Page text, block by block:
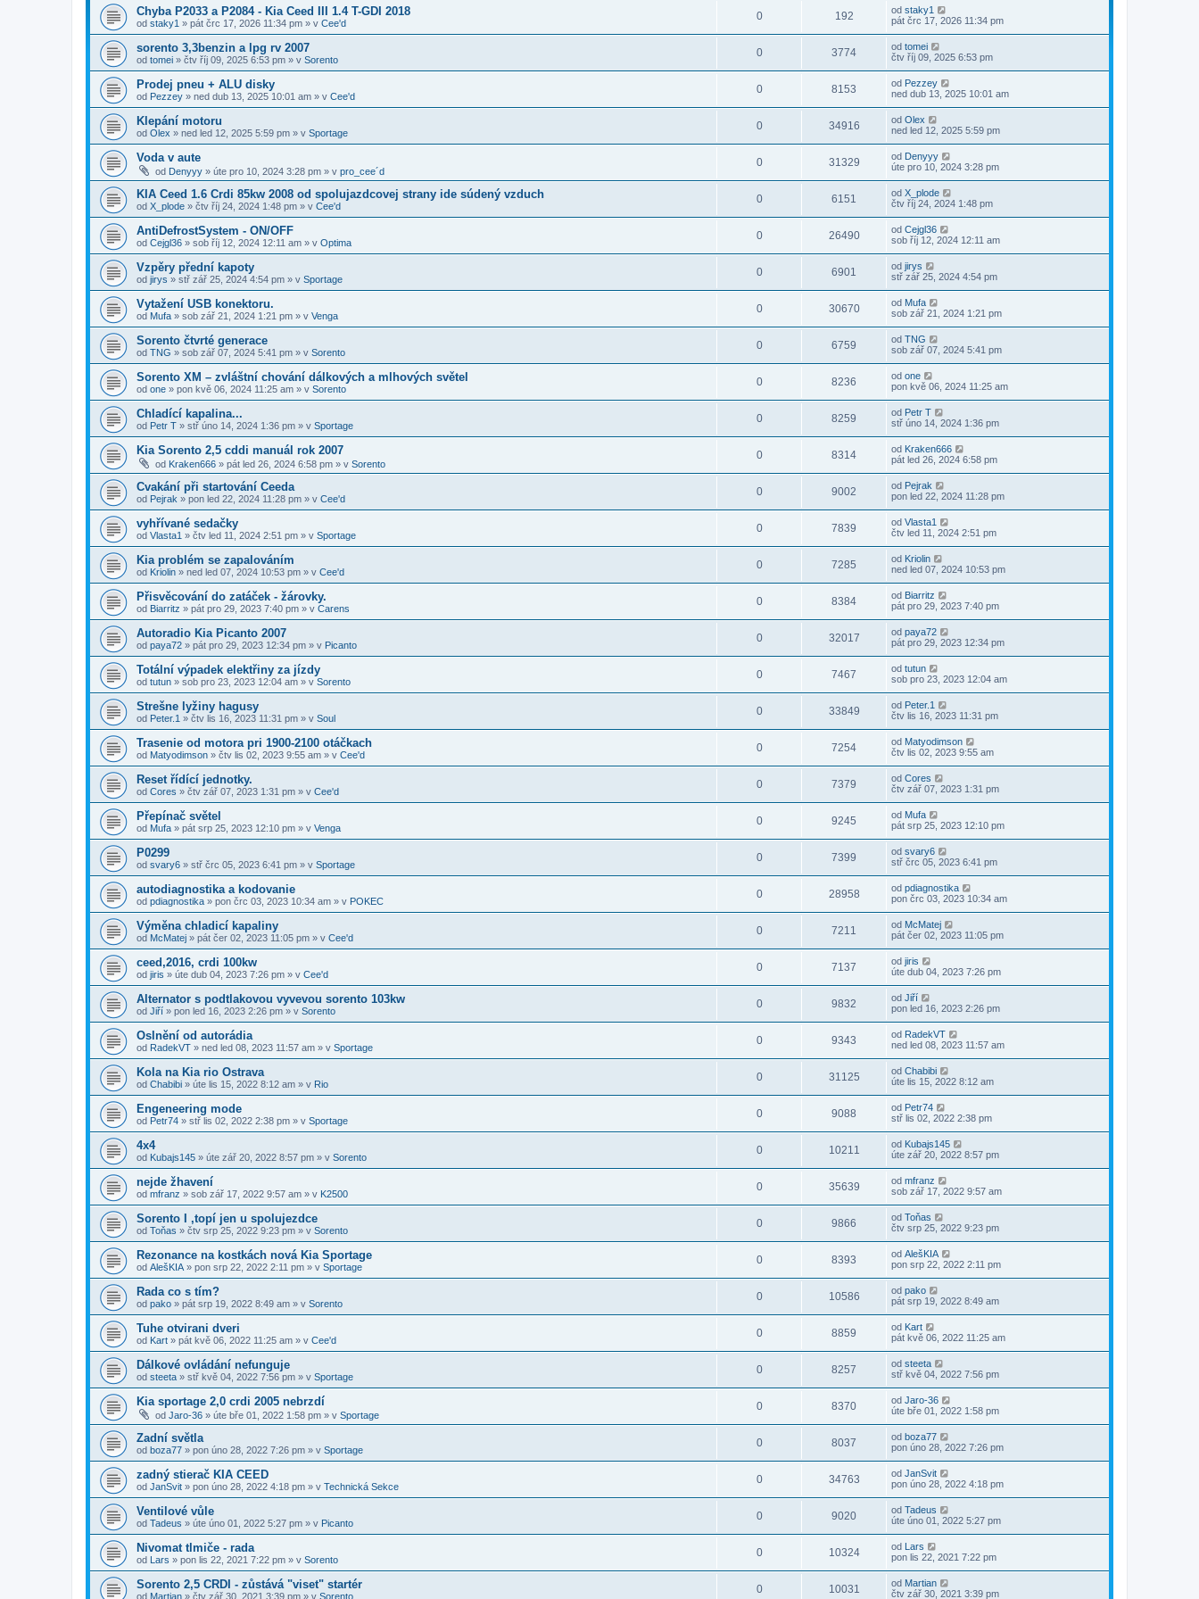
Chyba P2033 a P2084 - Kia Ceed III 1.4 T-GDI 2018
od staky1 » pát črc 17, 2026 11:34 pm » v Cee'd
0 192 od staky1
pát črc 17, 2026 11:34 pm
sorento 3,3benzin a lpg rv 2007
od tomei » čtv říj 09, 2025 6:53 pm » v Sorento
0 3774 od tomei
čtv říj 09, 2025 6:53 pm
Prodej pneu + ALU disky
od Pezzey » ned dub 13, 2025 10:01 am » v Cee'd
0 8153 od Pezzey
ned dub 13, 2025 10:01 am
Klepání motoru
od Olex » ned led 12, 2025 5:59 pm » v Sportage
0 34916 od Olex
ned led 12, 2025 5:59 pm
Voda v aute
od Denyyy » úte pro 10, 2024 3:28 pm » v pro_cee´d
0 31329 od Denyyy
úte pro 10, 2024 3:28 pm
KIA Ceed 1.6 Crdi 85kw 2008 od spolujazdcovej strany ide súdený vzduch
od X_plode » čtv říj 24, 2024 1:48 pm » v Cee'd
0 6151 od X_plode
čtv říj 24, 2024 1:48 pm
AntiDefrostSystem - ON/OFF
od Cejgl36 » sob říj 12, 2024 12:11 am » v Optima
0 26490 od Cejgl36
sob říj 12, 2024 12:11 am
Vzpěry přední kapoty
od jirys » stř zář 25, 2024 4:54 pm » v Sportage
0 6901 od jirys
stř zář 25, 2024 4:54 pm
Vytažení USB konektoru.
od Mufa » sob zář 21, 2024 1:21 pm » v Venga
0 30670 od Mufa
sob zář 21, 2024 1:21 pm
Sorento čtvrté generace
od TNG » sob zář 07, 2024 5:41 pm » v Sorento
0 6759 od TNG
sob zář 07, 2024 5:41 pm
Sorento XM – zvláštní chování dálkových a mlhových světel
od one » pon kvě 06, 2024 11:25 am » v Sorento
0 8236 od one
pon kvě 06, 2024 11:25 am
Chladící kapalina...
od Petr T » stř úno 14, 2024 1:36 pm » v Sportage
0 8259 od Petr T
stř úno 14, 2024 1:36 pm
Kia Sorento 2,5 cddi manuál rok 2007
od Kraken666 » pát led 26, 2024 6:58 pm » v Sorento
0 8314 od Kraken666
pát led 26, 2024 6:58 pm
Cvakání při startování Ceeda
od Pejrak » pon led 22, 2024 11:28 pm » v Cee'd
0 9002 od Pejrak
pon led 22, 2024 11:28 pm
vyhřívané sedačky
od Vlasta1 » čtv led 11, 2024 2:51 pm » v Sportage
0 7839 od Vlasta1
čtv led 11, 2024 2:51 pm
Kia problém se zapalováním
od Kriolin » ned led 07, 2024 10:53 pm » v Cee'd
0 7285 od Kriolin
ned led 07, 2024 10:53 pm
Přisvěcování do zatáček - žárovky.
od Biarritz » pát pro 29, 2023 7:40 pm » v Carens
0 8384 od Biarritz
pát pro 29, 2023 7:40 pm
Autoradio Kia Picanto 2007
od paya72 » pát pro 29, 2023 12:34 pm » v Picanto
0 32017 od paya72
pát pro 29, 2023 12:34 pm
Totální výpadek elektřiny za jízdy
od tutun » sob pro 23, 2023 12:04 am » v Sorento
0 7467 od tutun
sob pro 23, 2023 12:04 am
Strešne lyžiny hagusy
od Peter.1 » čtv lis 16, 2023 11:31 pm » v Soul
0 33849 od Peter.1
čtv lis 16, 2023 11:31 pm
Trasenie od motora pri 1900-2100 otáčkach
od Matyodimson » čtv lis 02, 2023 9:55 am » v Cee'd
0 7254 od Matyodimson
čtv lis 02, 2023 9:55 am
Reset řídící jednotky.
od Cores » čtv zář 07, 2023 1:31 pm » v Cee'd
0 7379 od Cores
čtv zář 07, 2023 1:31 pm
Přepínač světel
od Mufa » pát srp 25, 2023 12:10 pm » v Venga
0 9245 od Mufa
pát srp 25, 2023 12:10 pm
P0299
od svary6 » stř črc 05, 2023 6:41 pm » v Sportage
0 7399 od svary6
stř črc 05, 2023 6:41 pm
autodiagnostika a kodovanie
od pdiagnostika » pon črc 03, 2023 10:34 am » v POKEC
0 28958 od pdiagnostika
pon črc 03, 2023 10:34 am
Výměna chladicí kapaliny
od McMatej » pát čer 02, 2023 11:05 pm » v Cee'd
0 7211 od McMatej
pát čer 02, 2023 11:05 pm
ceed,2016, crdi 100kw
od jiris » úte dub 04, 2023 7:26 pm » v Cee'd
0 7137 od jiris
úte dub 04, 2023 7:26 pm
Alternator s podtlakovou vyvevou sorento 103kw
od Jiří » pon led 16, 2023 2:26 pm » v Sorento
0 9832 od Jiří
pon led 16, 2023 2:26 pm
Oslnění od autorádia
od RadekVT » ned led 08, 2023 11:57 am » v Sportage
0 9343 od RadekVT
ned led 08, 2023 11:57 am
Kola na Kia rio Ostrava
od Chabibi » úte lis 15, 2022 8:12 am » v Rio
0 31125 od Chabibi
úte lis 15, 2022 8:12 am
Engeneering mode
od Petr74 » stř lis 02, 2022 2:38 pm » v Sportage
0 9088 od Petr74
stř lis 02, 2022 2:38 pm
4x4
od Kubajs145 » úte zář 20, 2022 8:57 pm » v Sorento
0 10211 od Kubajs145
úte zář 20, 2022 8:57 pm
nejde žhavení
od mfranz » sob zář 17, 2022 9:57 am » v K2500
0 35639 od mfranz
sob zář 17, 2022 9:57 am
Sorento I ,topí jen u spolujezdce
od Toňas » čtv srp 25, 2022 9:23 pm » v Sorento
0 9866 od Toňas
čtv srp 25, 2022 9:23 pm
Rezonance na kostkách nová Kia Sportage
od AlešKIA » pon srp 22, 2022 2:11 pm » v Sportage
0 8393 od AlešKIA
pon srp 22, 2022 2:11 pm
Rada co s tím?
od pako » pát srp 19, 2022 8:49 am » v Sorento
0 10586 od pako
pát srp 19, 2022 8:49 am
Tuhe otvirani dveri
od Kart » pát kvě 06, 2022 11:25 am » v Cee'd
0 8859 od Kart
pát kvě 06, 2022 11:25 am
Dálkové ovládání nefunguje
od steeta » stř kvě 04, 2022 7:56 pm » v Sportage
0 8257 od steeta
stř kvě 04, 2022 7:56 pm
Kia sportage 2,0 crdi 2005 nebrzdí
od Jaro-36 » úte bře 01, 2022 1:58 pm » v Sportage
0 8370 od Jaro-36
úte bře 01, 2022 1:58 pm
Zadní světla
od boza77 » pon úno 28, 2022 7:26 pm » v Sportage
0 8037 od boza77
pon úno 28, 2022 7:26 pm
zadný stierač KIA CEED
od JanSvit » pon úno 28, 2022 4:18 pm » v Technická Sekce
0 34763 od JanSvit
pon úno 28, 2022 4:18 pm
Ventilové vůle
od Tadeus » úte úno 01, 2022 5:27 pm » v Picanto
0 9020 od Tadeus
úte úno 01, 2022 5:27 pm
Nivomat tlmiče - rada
od Lars » pon lis 22, 2021 7:22 pm » v Sorento
0 10324 od Lars
pon lis 22, 2021 7:22 pm
Sorento 2,5 CRDI - zůstává "viset" startér
od Martian » čtv zář 30, 2021 3:39 pm » v Sorento
0 10031 od Martian
čtv zář 30, 2021 3:39 pm